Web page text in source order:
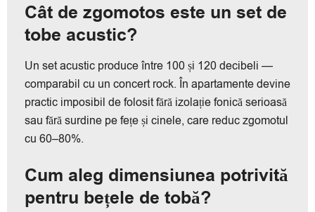
Cât de zgomotos este un set de
tobe acustic?
Un set acustic produce între 100 și 120 decibeli —
comparabil cu un concert rock. În apartamente devine
practic imposibil de folosit fără izolație fonică serioasă
sau fără surdine pe fețe și cinele, care reduc zgomotul
cu 60–80%.
Cum aleg dimensiunea potrivită
pentru bețele de tobă?